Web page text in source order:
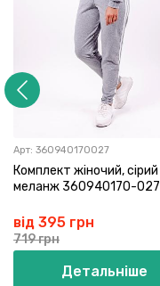
Арт: 360940170027
Комплект жіночий, сірий
меланж 360940170-027
від 395 грн
719 грн
Детальніше